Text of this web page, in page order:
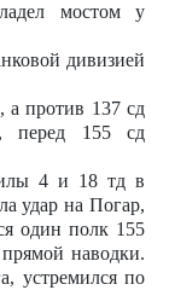
мостом у
дивизией
а против 137 сд
перед 155 сд
4 и 18 тд в
удар на Погар,
один полк 155
наводки.
устремился по